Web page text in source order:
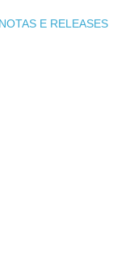
NOTAS E RELEASES